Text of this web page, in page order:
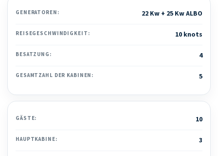
GENERATOREN: 22 Kw + 25 Kw ALBO
REISEGESCHWINDIGKEIT: 10 knots
BESATZUNG: 4
GESAMTZAHL DER KABINEN: 5
GÄSTE: 10
HAUPTKABINE: 3